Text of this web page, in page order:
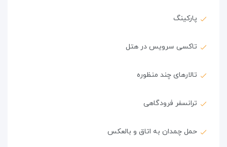
پارکینگ
تاکسی سرویس در هتل
تالارهای چند منظوره
ترانسفر فرودگاهی
حمل چمدان به اتاق و بالعکس